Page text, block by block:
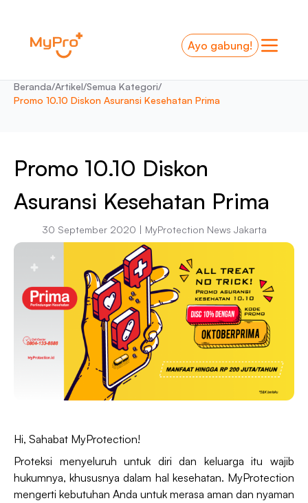
Ayo gabung! -
Beranda/Artikel/Semua Kategori/
Promo 10.10 Diskon Asuransi Kesehatan Prima
Promo 10.10 Diskon
Asuransi Kesehatan Prima
30 September 2020 | MyProtection News Jakarta
Hi, Sahabat MyProtection!
Proteksi menyeluruh untuk diri dan keluarga itu wajib
hukumnya, khususnya dalam hal kesehatan. MyProtection
mengerti kebutuhan Anda untuk merasa aman dan nyaman